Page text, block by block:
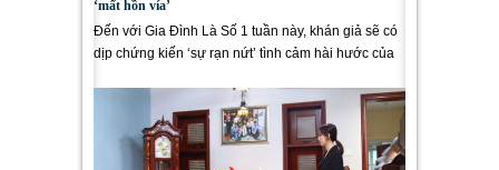
‘mất hồn vía’
Đến với Gia Đình Là Số 1 tuần này, khán giả sẽ có
dịp chứng kiến ‘sự rạn nứt’ tình cảm hài hước của